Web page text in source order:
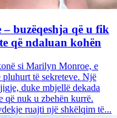
buzëqeshja që u fik
që ndaluan kohën
si Marilyn Monroe, e
pluhurt të sekreteve. Një
duke mbjellë dekada
që nuk u zbehën kurrë.
ruajti një shkëlqim të...